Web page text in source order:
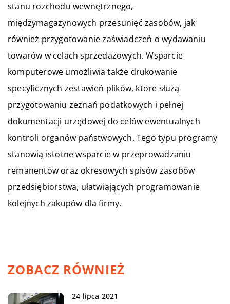
stanu rozchodu wewnętrznego,
międzymagazynowych przesunięć zasobów, jak
również przygotowanie zaświadczeń o wydawaniu
towarów w celach sprzedażowych. Wsparcie
komputerowe umożliwia także drukowanie
specyficznych zestawień plików, które służą
przygotowaniu zeznań podatkowych i pełnej
dokumentacji urzędowej do celów ewentualnych
kontroli organów państwowych. Tego typu programy
stanowią istotne wsparcie w przeprowadzaniu
remanentów oraz okresowych spisów zasobów
przedsiębiorstwa, ułatwiających programowanie
kolejnych zakupów dla firmy.
ZOBACZ RÓWNIEŻ
24 lipca 2021